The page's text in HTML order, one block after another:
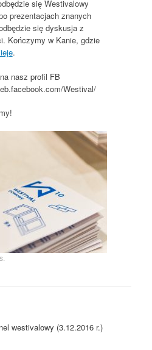
się Westivalowy
prezentacjach znanych
się dyskusja z
Kończymy w Kanie, gdzie
.
nasz profil FB
Westival/
.
westivalowy (3.12.2016 r.)